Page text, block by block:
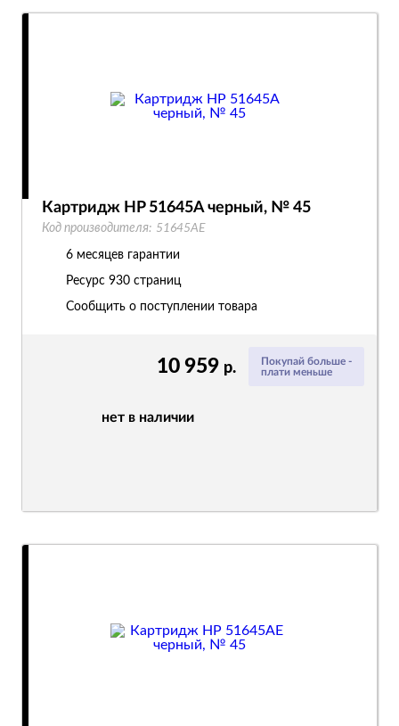
Покупай больше -
плати меньше
10 959 р.
нет в наличии
Картридж HP 51645A черный, № 45
Код производителя: 51645AE
6 месяцев гарантии
Ресурс 930 страниц
Сообщить о поступлении товара